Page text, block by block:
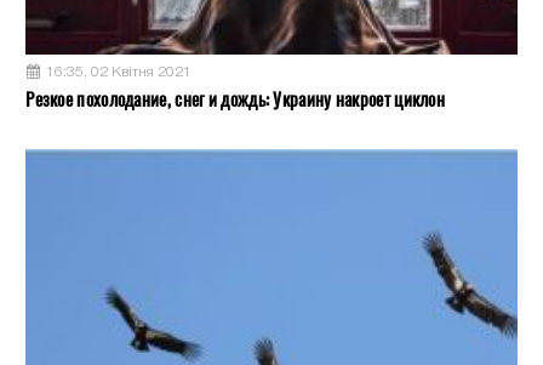
16:35, 02 Квітня 2021
Резкое похолодание, снег и дождь: Украину накроет циклон